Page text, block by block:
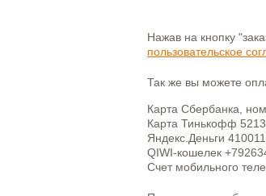
Нажав на кнопку
пользовательское
Так же вы можете
Карта Сбербанка,
Карта Тинькофф
Яндекс.Деньги
QIWI-кошелек
Счет мобильного